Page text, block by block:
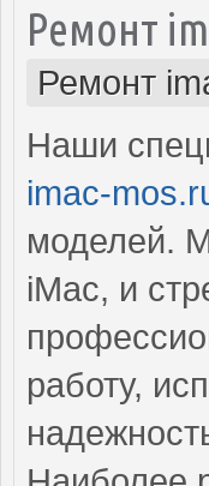
Ремонт
Ремонт
Наши
imac-
моделей.
iMac, и
работу,